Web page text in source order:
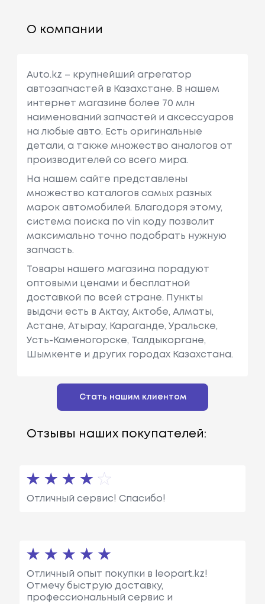
О компании
Auto.kz – крупнейший агрегатор
автозапчастей в Казахстане. В нашем
интернет магазине более 70 млн
наименований запчастей и аксессуаров
на любые авто. Есть оригинальные
детали, а также множество аналогов от
производителей со всего мира.
На нашем сайте представлены
множество каталогов самых разных
марок автомобилей. Благодоря этому,
система поиска по vin коду позволит
максимально точно подобрать нужную
запчасть.
Товары нашего магазина порадуют
оптовыми ценами и бесплатной
доставкой по всей стране. Пункты
выдачи есть в Актау, Актобе, Алматы,
Астане, Атырау, Караганде, Уральске,
Усть-Каменогорске, Талдыкоргане,
Шымкенте и других городах Казахстана.
Стать нашим клиентом
Отзывы наших покупателей:
Отличный сервис! Спасибо!
Отличный опыт покупки в leopart.kz!
Отмечу быструю доставку,
профессиональный сервис и